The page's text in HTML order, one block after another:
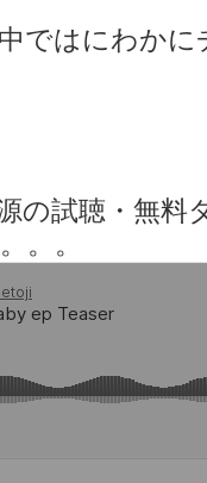
ではにわか
の試聴・無料
。。